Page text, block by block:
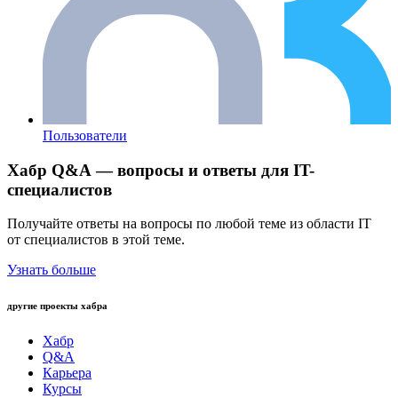
Пользователи
Хабр Q&A — вопросы и ответы для IT-
специалистов
Получайте ответы на вопросы по любой теме из области IT
от специалистов в этой теме.
Узнать больше
другие проекты хабра
Хабр
Q&A
Карьера
Курсы